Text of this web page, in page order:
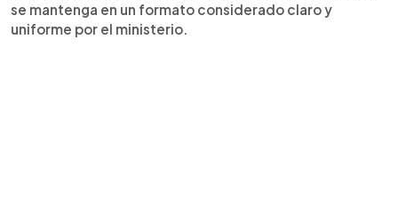
se mantenga en un formato considerado claro y
uniforme por el ministerio.